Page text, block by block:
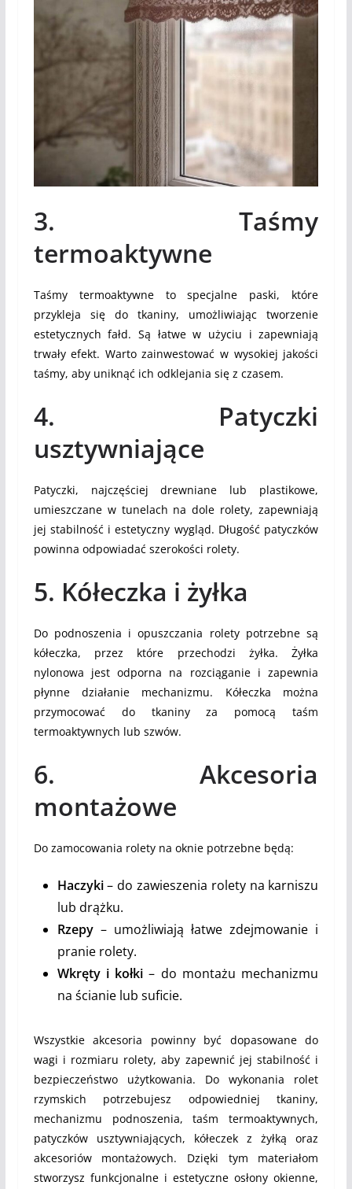
3. Taśmy
termoaktywne
Taśmy termoaktywne to specjalne paski, które
przykleja się do tkaniny, umożliwiając tworzenie
estetycznych fałd. Są łatwe w użyciu i zapewniają
trwały efekt. Warto zainwestować w wysokiej jakości
taśmy, aby uniknąć ich odklejania się z czasem.
4. Patyczki
usztywniające
Patyczki, najczęściej drewniane lub plastikowe,
umieszczane w tunelach na dole rolety, zapewniają
jej stabilność i estetyczny wygląd. Długość patyczków
powinna odpowiadać szerokości rolety.
5. Kółeczka i żyłka
Do podnoszenia i opuszczania rolety potrzebne są
kółeczka, przez które przechodzi żyłka. Żyłka
nylonowa jest odporna na rozciąganie i zapewnia
płynne działanie mechanizmu. Kółeczka można
przymocować do tkaniny za pomocą taśm
termoaktywnych lub szwów.
6. Akcesoria
montażowe
Do zamocowania rolety na oknie potrzebne będą:
Haczyki– do zawieszenia rolety na karniszu
lub drążku.
Rzepy– umożliwiają łatwe zdejmowanie i
pranie rolety.
Wkręty i kołki – do montażu mechanizmu
na ścianie lub suficie.
Wszystkie akcesoria powinny być dopasowane do
wagi i rozmiaru rolety, aby zapewnić jej stabilność i
bezpieczeństwo użytkowania. Do wykonania rolet
rzymskich potrzebujesz odpowiedniej tkaniny,
mechanizmu podnoszenia, taśm termoaktywnych,
patyczków usztywniających, kółeczek z żyłką oraz
akcesoriów montażowych. Dzięki tym materiałom
stworzysz funkcjonalne i estetyczne osłony okienne,